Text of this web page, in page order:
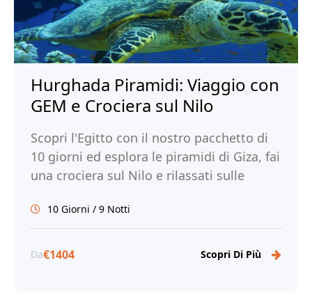
Hurghada Piramidi: Viaggio con
GEM e Crociera sul Nilo
Scopri l'Egitto con il nostro pacchetto di
10 giorni ed esplora le piramidi di Giza, fai
una crociera sul Nilo e rilassati sulle
10 Giorni / 9 Notti
Da€1404 Scopri Di Più